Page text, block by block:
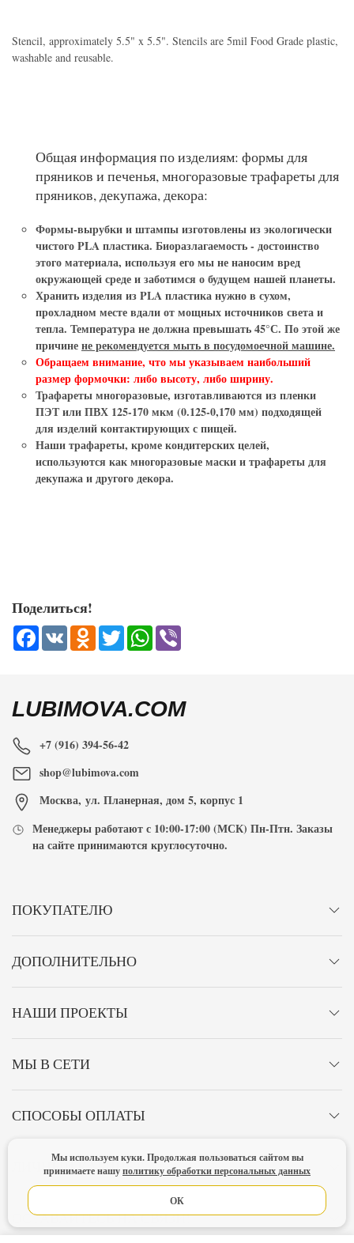
Stencil, approximately 5.5" x 5.5". Stencils are 5mil Food Grade plastic,
washable and reusable.
Общая информация по изделиям: формы для
пряников и печенья, многоразовые трафареты для
пряников, декупажа, декора:
Формы-вырубки и штампыизготовлены из экологически
чистого PLA пластика. Биоразлагаемость - достоинство
этого материала, используя его мы не наносим вред
окружающей среде и заботимся о будущем нашей планеты.
Хранить изделия из PLA пластика нужно в сухом,
прохладном месте вдали от мощных источников света и
тепла. Температура не должна превышать 45°С. По этой же
причинене рекомендуется мыть в посудомоечной машине.
Обращаем внимание, что мы указываем наибольший
размер формочки: либо высоту, либо ширину.
Трафареты многоразовые, изготавливаются из пленки
ПЭТ или ПВХ 125-170 мкм (0.125-0,170 мм) подходящей
для изделий контактирующих с пищей.
Нашитрафареты, кроме кондитерских целей,
используются какмногоразовые маски и трафареты для
декупажа и другого декора.
Поделиться!
Facebook
VK Odnoklassniki
TwitterWhatsApp
LUBIMOVA.COM
+7 (916) 394-56-42
shop@lubimova.com
Москва, ул. Планерная, дом 5, корпус 1
Менеджеры работают с 10:00-17:00(МСК) Пн-Птн. Заказы
на сайте принимаются круглосуточно.
ПОКУПАТЕЛЮ
ДОПОЛНИТЕЛЬНО
НАШИ ПРОЕКТЫ
МЫ В СЕТИ
СПОСОБЫ ОПЛАТЫ
ЛИЧНЫЙ КАБИНЕТ
ОСТАВАЙТЕСЬ НА СВЯЗИ!
Мы используем куки. Продолжая пользоваться сайтом вы
принимаете нашуполитику обработки персональных данных
ОК